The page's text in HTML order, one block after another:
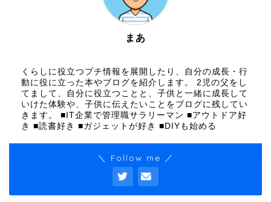
まあ
くらしに役立つプチ情報を展開したり、自分の成長・行
動に役に立った本やブログを紹介します。 2児の父をし
てまして、自分に役立つことと、子供と一緒に成長して
いけた体験や、子供に伝えたいことをブログに残してい
きます。 ■IT企業で管理職サラリーマン ■アウトドア好
き ■読書好き ■ガジェットが好き ■DIYも始める
＼ Follow me ／